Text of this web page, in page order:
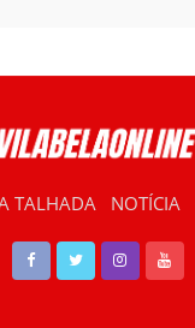
TALHADA NOTÍCIA